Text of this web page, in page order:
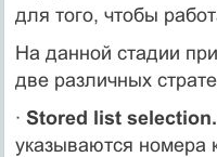
для того, чтобы
На данной стадии
две различных
· Stored list selection.
указываются номера